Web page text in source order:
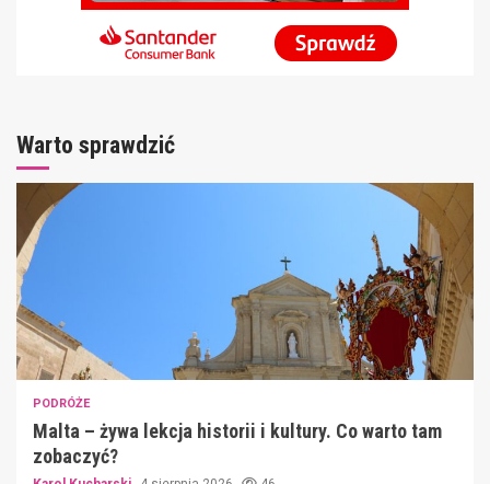
Warto sprawdzić
PODRÓŻE
Malta – żywa lekcja historii i kultury. Co warto tam
zobaczyć?